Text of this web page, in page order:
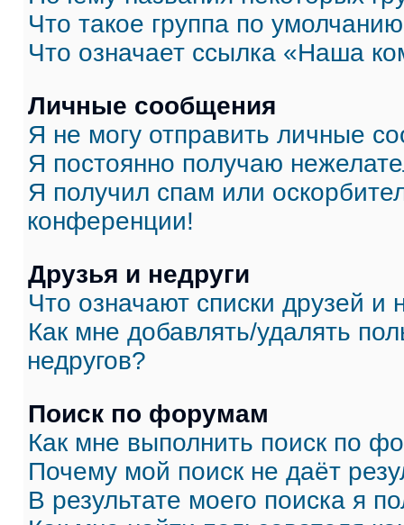
Что такое группа по
Что означает ссылка «Наша
Личные сообщения
Я не могу отправить личные
Я постоянно получаю
Я получил спам или
конференции!
Друзья и недруги
Что означают списки друзей и
Как мне добавлять/удалять
недругов?
Поиск по форумам
Как мне выполнить поиск по
Почему мой поиск не даёт
В результате моего поиска я